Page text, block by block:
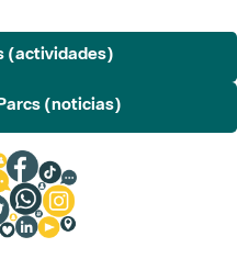
(actividades)
(noticias)